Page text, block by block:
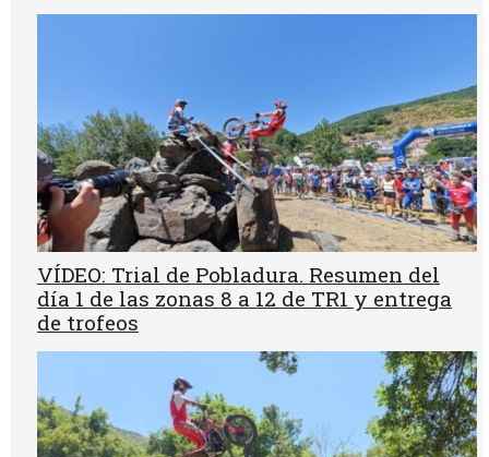
VÍDEO: Trial de Pobladura. Resumen del
día 1 de las zonas 8 a 12 de TR1 y entrega
de trofeos